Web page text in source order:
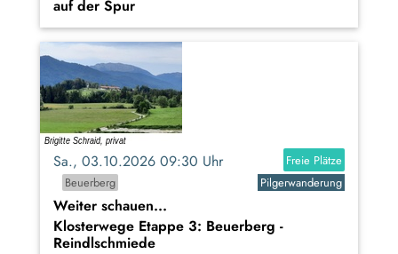
auf der Spur
Sa., 03.10.2026 09:30 Uhr
Freie Plätze
Beuerberg
Pilgerwanderung
Weiter schauen...
Klosterwege Etappe 3: Beuerberg -
Reindlschmiede